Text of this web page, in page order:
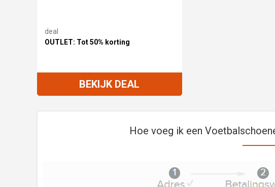
deal
OUTLET: Tot 50% korting
BEKIJK DEAL
Hoe voeg ik een